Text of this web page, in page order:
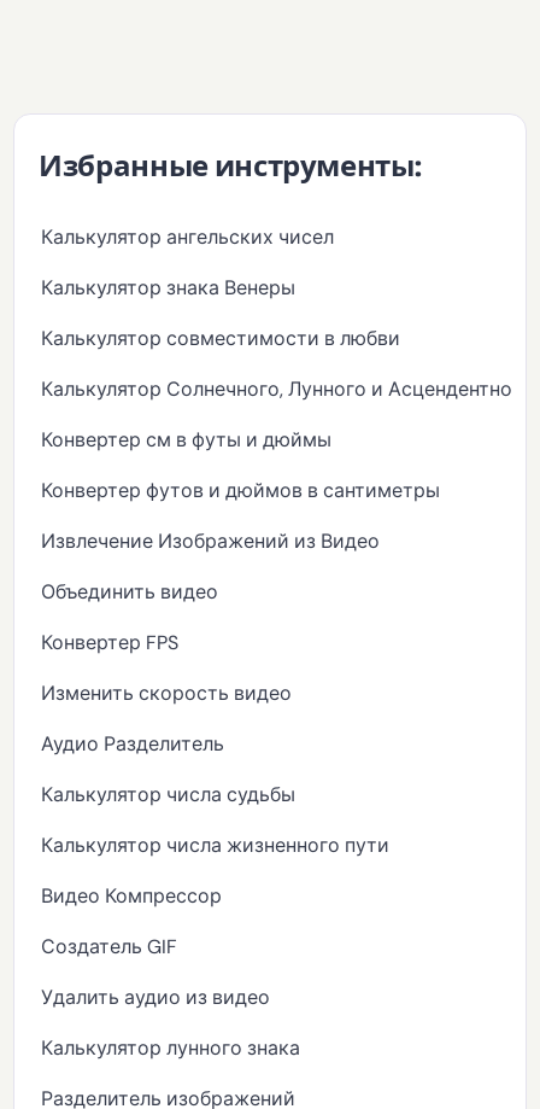
Избранные инструменты:
Калькулятор ангельских чисел
Калькулятор знака Венеры
Калькулятор совместимости в любви
Калькулятор Солнечного, Лунного и Асцендентного
Конвертер см в футы и дюймы
Конвертер футов и дюймов в сантиметры
Извлечение Изображений из Видео
Объединить видео
Конвертер FPS
Изменить скорость видео
Аудио Разделитель
Калькулятор числа судьбы
Калькулятор числа жизненного пути
Видео Компрессор
Создатель GIF
Удалить аудио из видео
Калькулятор лунного знака
Разделитель изображений